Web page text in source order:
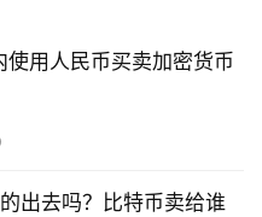
使用人民币买卖加密货币
出去吗？比特币卖给谁